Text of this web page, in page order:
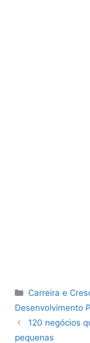
Carreira e
Desenvolvimento
120 negócios
pequenas